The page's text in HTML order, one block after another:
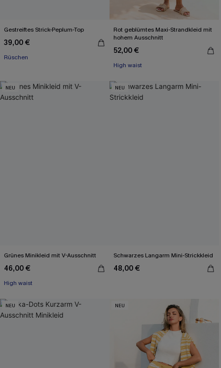
Gestreiftes Strick-Peplum-Top
39,00 €
Rüschen
Rot geblümtes Maxi-Strandkleid mit
hohem Ausschnitt
52,00 €
High waist
NEU
Grünes Minikleid mit V-Ausschnitt
46,00 €
High waist
NEU
Schwarzes Langarm Mini-Strickkleid
48,00 €
NEU NEU